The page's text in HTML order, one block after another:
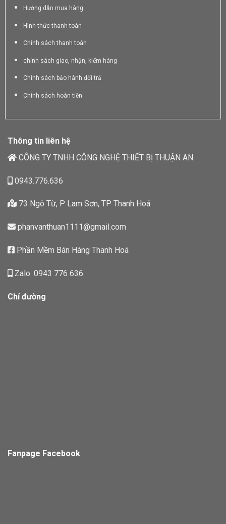
Hướng dẫn mua hàng
Hình thức thanh toán
Chính sách thanh toán
chính sách giao, nhận, kiểm hàng
Chính sách bảo hành đổi trả
Chính sách hoàn tiền
Thông tin liên hệ
CÔNG TY TNHH CÔNG NGHỆ THIẾT BỊ THUẬN AN
0943.776.636
73 Ngô Từ, P Lam Sơn, TP Thanh Hoá
phanvanthuan1111@gmail.com
Phần Mềm Bán Hàng Thanh Hoá
Zalo: 0943 776 636
Chỉ đường
Fanpage Facebook